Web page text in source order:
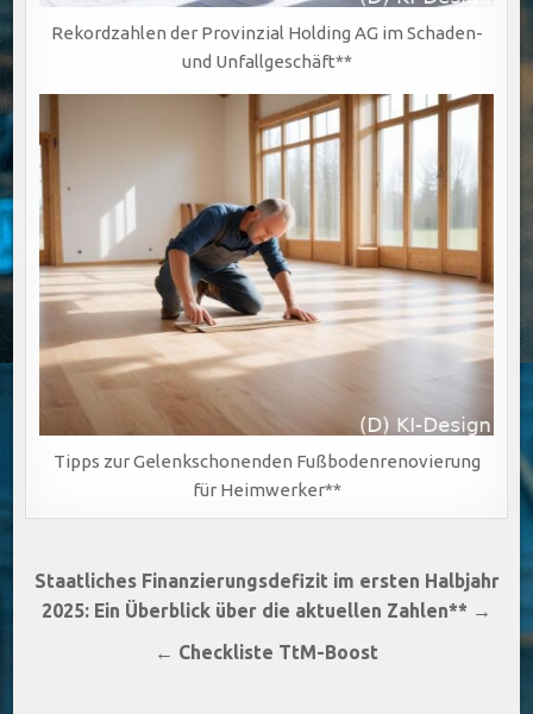
Rekordzahlen der Provinzial Holding AG im Schaden-
und Unfallgeschäft**
Tipps zur Gelenkschonenden Fußbodenrenovierung
für Heimwerker**
Beitragsnavigation
Staatliches Finanzierungsdefizit im ersten Halbjahr
2025: Ein Überblick über die aktuellen Zahlen** →
← Checkliste TtM-Boost